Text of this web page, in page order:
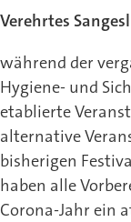
Verehrtes
während der
Hygiene- und
etablierte
alternative
bisherigen
haben alle
Corona-Jahr ein